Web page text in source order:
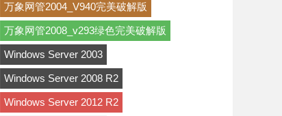
万象网管2004_V940完美破解版
万象网管2008_v293绿色完美破解版
Windows Server 2003
Windows Server 2008 R2
Windows Server 2012 R2